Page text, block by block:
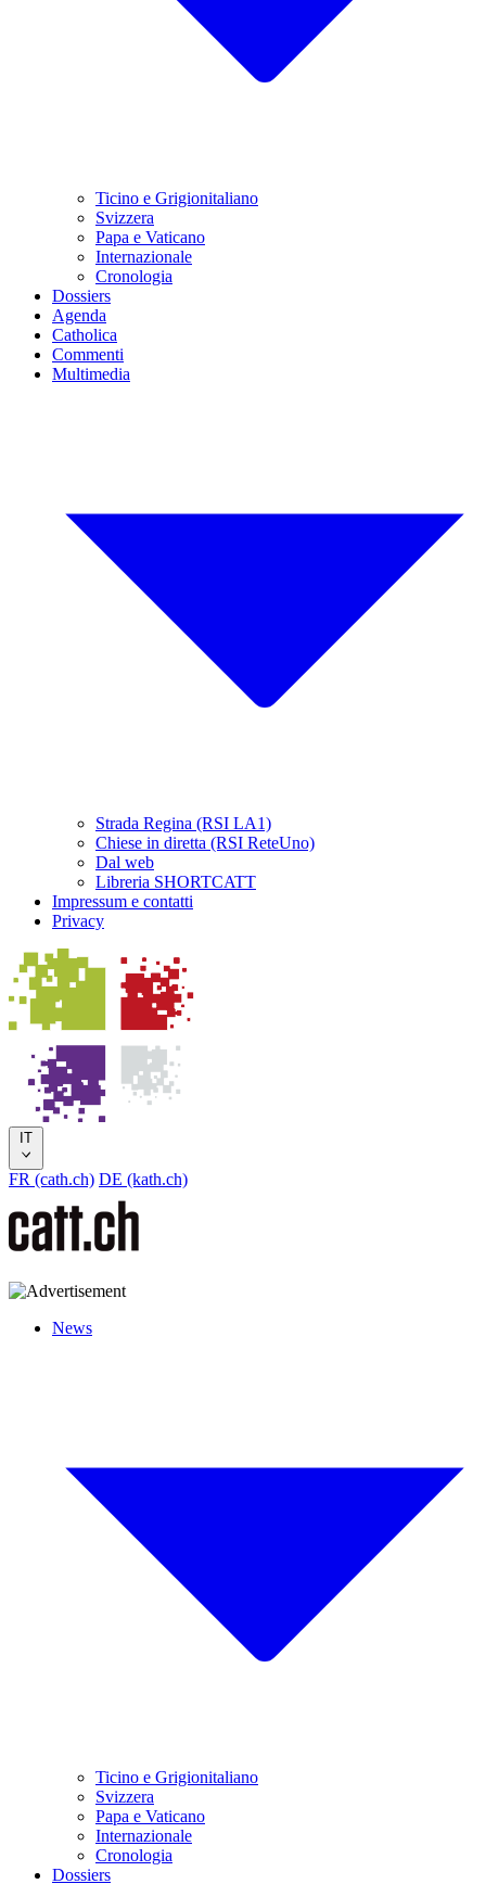
Ticino e Grigionitaliano
Svizzera
Papa e Vaticano
Internazionale
Cronologia
Dossiers
Agenda
Catholica
Commenti
Multimedia
Strada Regina (RSI LA1)
Chiese in diretta (RSI ReteUno)
Dal web
Libreria SHORTCATT
Impressum e contatti
Privacy
IT
FR (cath.ch) DE (kath.ch)
News
Ticino e Grigionitaliano
Svizzera
Papa e Vaticano
Internazionale
Cronologia
Dossiers